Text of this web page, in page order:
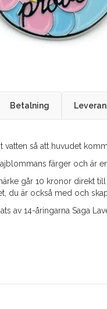
Betalning
vatten så att huvudet
färger och är
går 10 kronor direkt
du är också med och
av 14-åringarna Saga